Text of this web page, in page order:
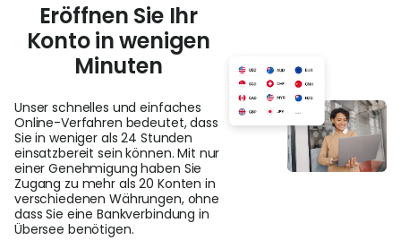
Eröffnen Sie Ihr
Konto in wenigen
Minuten
Unser schnelles und einfaches
Online-Verfahren bedeutet, dass
Sie in weniger als 24 Stunden
einsatzbereit sein können. Mit nur
einer Genehmigung haben Sie
Zugang zu mehr als 20 Konten in
verschiedenen Währungen, ohne
dass Sie eine Bankverbindung in
Übersee benötigen.